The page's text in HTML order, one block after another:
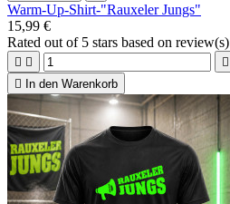
Warm-Up-Shirt-"Rauxeler Jungs"
15,99 €
Rated out of 5 stars based on review(s)
  

In den Warenkorb